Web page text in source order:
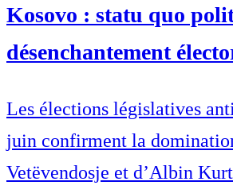
Kosovo : statu quo
désenchantement
Les élections législatives
juin confirment la
Vetëvendosje et d’Albin